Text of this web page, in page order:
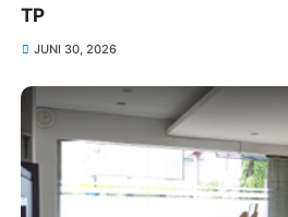
TP
JUNI 30, 2026